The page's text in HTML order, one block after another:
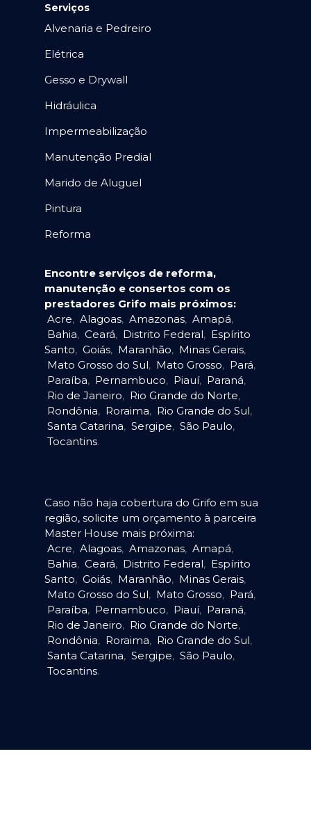
Serviços
Alvenaria e Pedreiro
Elétrica
Gesso e Drywall
Hidráulica
Impermeabilização
Manutenção Predial
Marido de Aluguel
Pintura
Reforma
Encontre serviços de reforma,
manutenção e consertos com os
prestadores Grifo mais próximos:
Acre, Alagoas, Amazonas, Amapá,
Bahia, Ceará, Distrito Federal, Espírito
Santo, Goiás, Maranhão, Minas Gerais,
Mato Grosso do Sul, Mato Grosso, Pará,
Paraíba, Pernambuco, Piauí, Paraná,
Rio de Janeiro, Rio Grande do Norte,
Rondônia, Roraima, Rio Grande do Sul,
Santa Catarina, Sergipe, São Paulo,
Tocantins.
Caso não haja cobertura do Grifo em sua
região, solicite um orçamento à parceira
Master House mais próxima:
Acre, Alagoas, Amazonas, Amapá,
Bahia, Ceará, Distrito Federal, Espírito
Santo, Goiás, Maranhão, Minas Gerais,
Mato Grosso do Sul, Mato Grosso, Pará,
Paraíba, Pernambuco, Piauí, Paraná,
Rio de Janeiro, Rio Grande do Norte,
Rondônia, Roraima, Rio Grande do Sul,
Santa Catarina, Sergipe, São Paulo,
Tocantins.